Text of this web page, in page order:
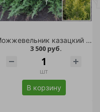
Можжевельник казацкий Тамарисцифолия С7,5 25-30 1ш/Juniperus sabina Tamariscifolia
3 500 руб.
шт
В корзину